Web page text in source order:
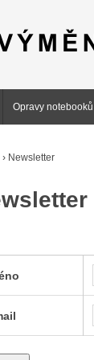
Opravy notebooků
› Newsletter